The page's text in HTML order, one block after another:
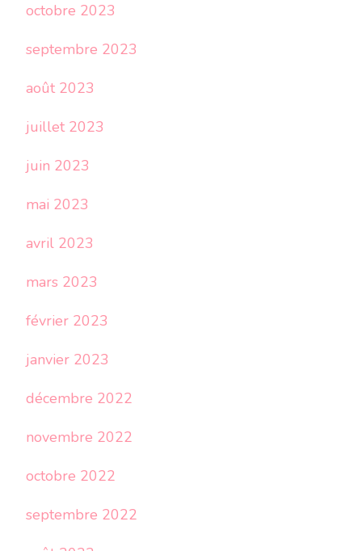
octobre 2023
septembre 2023
août 2023
juillet 2023
juin 2023
mai 2023
avril 2023
mars 2023
février 2023
janvier 2023
décembre 2022
novembre 2022
octobre 2022
septembre 2022